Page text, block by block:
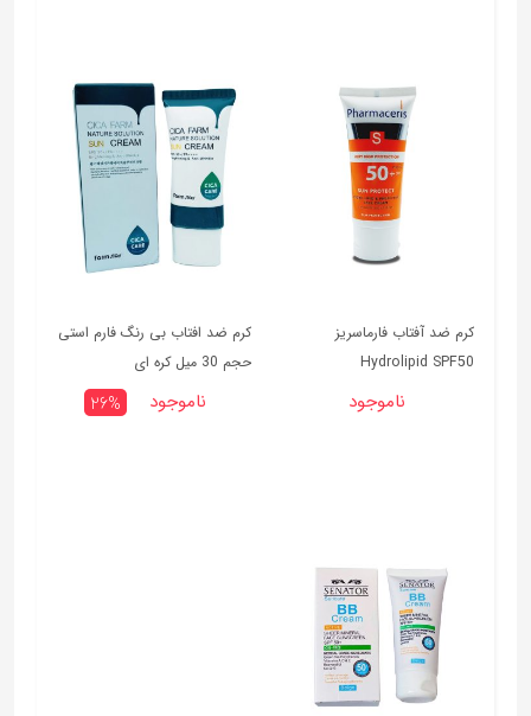
کرم ضد آفتاب فارماسریز
Hydrolipid SPF50
ناموجود
کرم ضد افتاب بی رنگ فارم استی
حجم 30 میل کره ای
26% ناموجود